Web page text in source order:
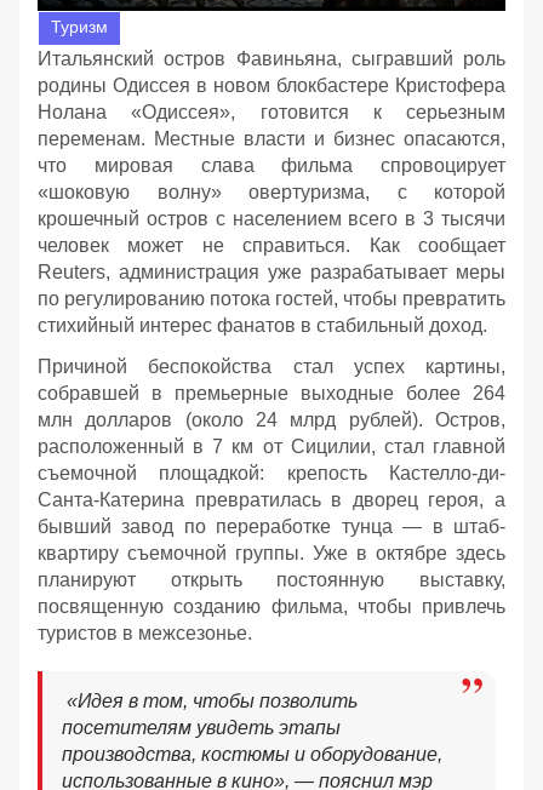
Туризм
Итальянский остров Фавиньяна, сыгравший роль
родины Одиссея в новом блокбастере Кристофера
Нолана «Одиссея», готовится к серьезным
переменам. Местные власти и бизнес опасаются,
что мировая слава фильма спровоцирует
«шоковую волну» овертуризма, с которой
крошечный остров с населением всего в 3 тысячи
человек может не справиться. Как сообщает
Reuters, администрация уже разрабатывает меры
по регулированию потока гостей, чтобы превратить
стихийный интерес фанатов в стабильный доход.
Причиной беспокойства стал успех картины,
собравшей в премьерные выходные более 264
млн долларов (около 24 млрд рублей). Остров,
расположенный в 7 км от Сицилии, стал главной
съемочной площадкой: крепость Кастелло-ди-
Санта-Катерина превратилась в дворец героя, а
бывший завод по переработке тунца — в штаб-
квартиру съемочной группы. Уже в октябре здесь
планируют открыть постоянную выставку,
посвященную созданию фильма, чтобы привлечь
туристов в межсезонье.
«Идея в том, чтобы позволить
посетителям увидеть этапы
производства, костюмы и оборудование,
использованные в кино», — пояснил мэр